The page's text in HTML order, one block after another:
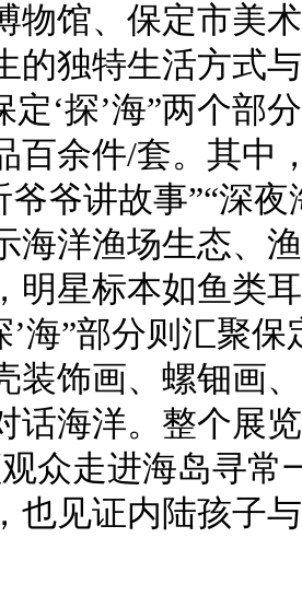
物馆、保定市美
的独特生活方式
定‘探’海”两个部
百余件/套。其中
爷爷讲故事”“深
海洋渔场生态、
明星标本如鱼类
’海”部分则汇聚
装饰画、螺钿画
话海洋。整个展
众走进海岛寻常
也见证内陆孩子